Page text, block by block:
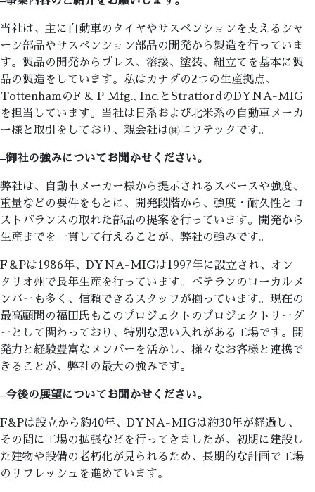
当社は、主に自動車のタイヤやサスペンションを支えるシャ
ーシ部品やサスペンション部品の開発から製造を行っていま
す。製品の開発からプレス、溶接、塗装、組立てを基本に製
品の製造をしています。私はカナダの2つの生産拠点、
TottenhamのF & P Mfg., Inc.とStratfordのDYNA-MIG
を担当しています。当社は日系および北米系の自動車メーカ
ー様と取引をしており、親会社は㈱エフテックです。
–御社の強みについてお聞かせください。
弊社は、自動車メーカー様から提示されるスペースや強度、
重量などの要件をもとに、開発段階から、強度・耐久性とコ
ストバランスの取れた部品の提案を行っています。開発から
生産までを一貫して行えることが、弊社の強みです。
F＆Pは1986年、DYNA-MIGは1997年に設立され、オン
タリオ州で長年生産を行っています。ベテランのローカルメ
ンバーも多く、信頼できるスタッフが揃っています。現在の
最高顧問の福田氏もこのプロジェクトのプロジェクトリーダ
ーとして関わっており、特別な思い入れがある工場です。開
発力と経験豊富なメンバーを活かし、様々なお客様と連携で
きることが、弊社の最大の強みです。
–今後の展望についてお聞かせください。
F&Pは設立から約40年、DYNA-MIGは約30年が経過し、
その間に工場の拡張などを行ってきましたが、初期に建設し
た建物や設備の老朽化が見られるため、長期的な計画で工場
のリフレッシュを進めています。